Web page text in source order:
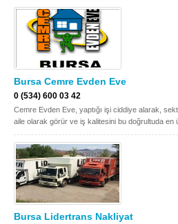
Bursa Cemre Evden Eve
0 (534) 600 03 42
Cemre Evden Eve, yaptığı işi ciddiye alarak,
aile olarak görür ve iş kalitesini bu doğrultuda en
Bursa Lidertrans Nakliyat